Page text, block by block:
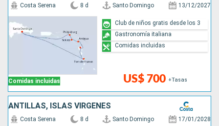
Comidas incluidas
Costa Serena 8 d Santo Domingo 13/12/2027
US$ 700 +Tasas
Club de niños gratis desde los 3
Gastronomía italiana
Comidas incluidas
ANTILLAS, ISLAS VÍRGENES
Costa Serena 8 d Santo Domingo 17/01/2028